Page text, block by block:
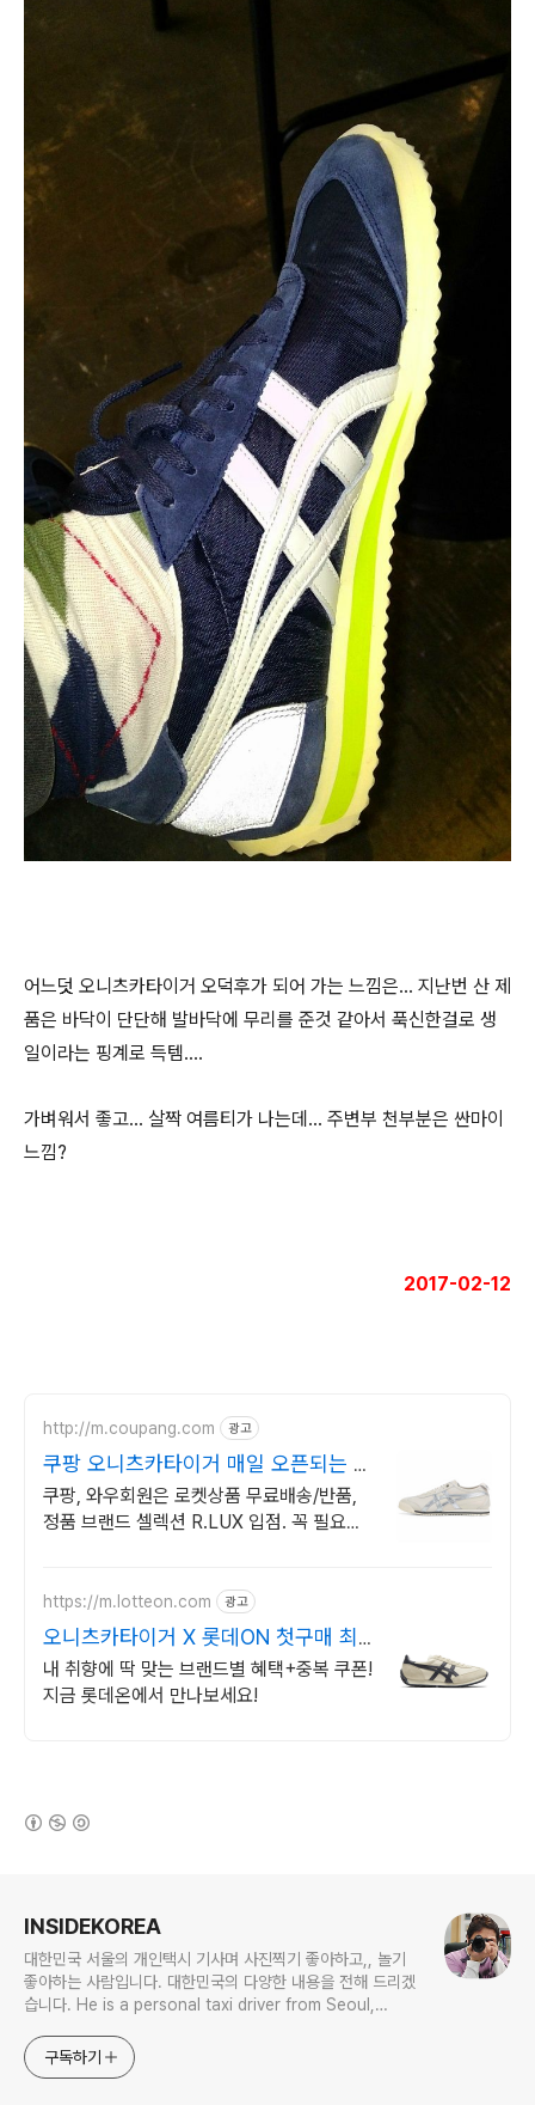
어느덧 오니츠카타이거 오덕후가 되어 가는 느낌은... 지난번 산 제
품은 바닥이 단단해 발바닥에 무리를 준것 같아서 푹신한걸로 생
일이라는 핑계로 득템....
가벼워서 좋고... 살짝 여름티가 나는데... 주변부 천부분은 싼마이
느낌?
2017-02-12
http://m.coupang.com 광고
쿠팡 오니츠카타이거 매일 오픈되는 와
우회원 특가
쿠팡, 와우회원은 로켓상품 무료배송/반품,
정품 브랜드 셀렉션 R.LUX 입점. 꼭 필요한
https://m.lotteon.com 광고
오니츠카타이거 X 롯데ON 첫구매 최
대 5천원 혜택!
내 취향에 딱 맞는 브랜드별 혜택+중복 쿠폰!
지금 롯데온에서 만나보세요!
INSIDEKOREA
대한민국 서울의 개인택시 기사며 사진찍기 좋아하고,, 놀기
좋아하는 사람입니다. 대한민국의 다양한 내용을 전해 드리겠
습니다. He is a personal taxi driver from Seoul,
play. I will give you various contents of Korea.
구독하기